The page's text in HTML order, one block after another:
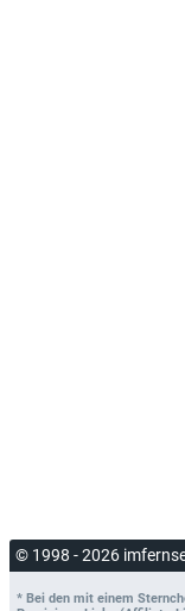
© 1998 - 2026
* Bei den mit einem